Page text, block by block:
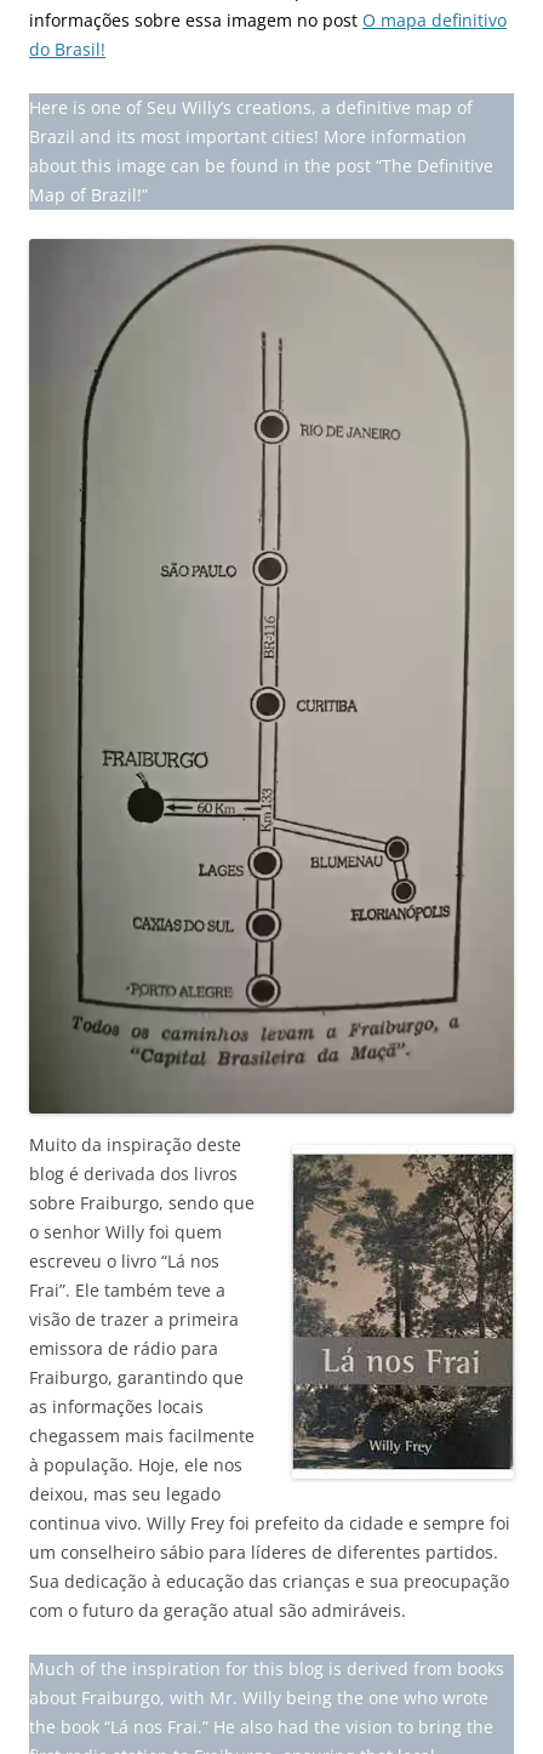
informações sobre essa imagem no post O mapa definitivo
do Brasil!
Here is one of Seu Willy’s creations, a definitive map of
Brazil and its most important cities! More information
about this image can be found in the post “The Definitive
Map of Brazil!”
Muito da inspiração deste
blog é derivada dos livros
sobre Fraiburgo, sendo que
o senhor Willy foi quem
escreveu o livro “Lá nos
Frai”. Ele também teve a
visão de trazer a primeira
emissora de rádio para
Fraiburgo, garantindo que
as informações locais
chegassem mais facilmente
à população. Hoje, ele nos
deixou, mas seu legado
continua vivo. Willy Frey foi prefeito da cidade e sempre foi
um conselheiro sábio para líderes de diferentes partidos.
Sua dedicação à educação das crianças e sua preocupação
com o futuro da geração atual são admiráveis.
Much of the inspiration for this blog is derived from books
about Fraiburgo, with Mr. Willy being the one who wrote
the book “Lá nos Frai.” He also had the vision to bring the